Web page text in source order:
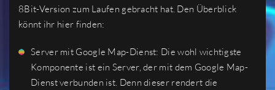
8Bit-Version zum Laufen gebracht hat. Den Überblick
könnt ihr hier finden:
Server mit Google Map-Dienst: Die wohl wichtigste
Komponente ist ein Server, der mit dem Google Map-
Dienst verbunden ist. Denn dieser rendert die